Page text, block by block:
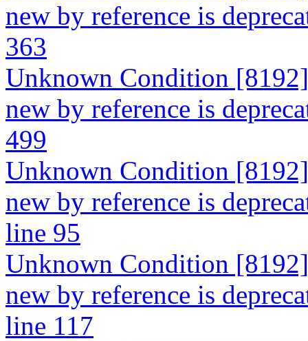
new by reference is
363
Unknown Condition
new by reference is
499
Unknown Condition
new by reference is
line 95
Unknown Condition
new by reference is
line 117